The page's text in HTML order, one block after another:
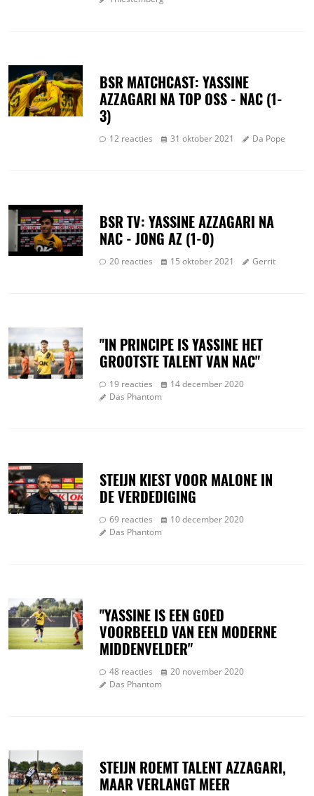
BSR MATCHCAST: YASSINE
AZZAGARI NA TOP OSS - NAC (1-
3)
12 reacties 31 oktober 2021 Da Pope
BSR TV: YASSINE AZZAGARI NA
NAC - JONG AZ (1-0)
20 reacties 15 oktober 2021 Gerrit
"IN PRINCIPE IS YASSINE HET
GROOTSTE TALENT VAN NAC"
19 reacties
14 december 2020
Das Phantom
STEIJN KIEST VOOR MALONE IN
DE VERDEDIGING
69 reacties
10 december 2020
Das Phantom
"YASSINE IS EEN GOED
VOORBEELD VAN EEN MODERNE
MIDDENVELDER"
48 reacties
20 november 2020
Das Phantom
STEIJN ROEMT TALENT AZZAGARI,
MAAR VERLANGT MEER